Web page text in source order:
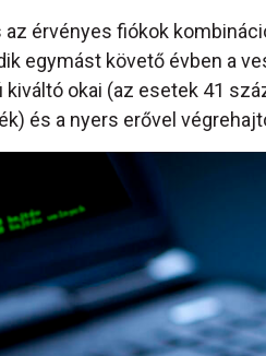
érvényes fiókok
egymást követő évben a
okai (az esetek 41
és a nyers erővel